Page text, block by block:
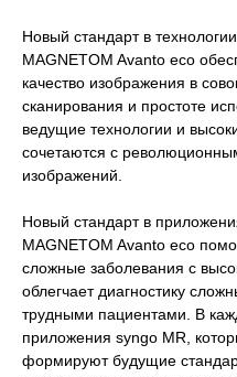
Новый стандарт в
MAGNETOM Avanto eco
качество изображения в
сканирования и простоте
ведущие технологии и
сочетаются с
изображений.
Новый стандарт в
MAGNETOM Avanto eco
сложные заболевания с
облегчает диагностику
трудными пациентами. В
приложения syngo MR,
формируют будущие